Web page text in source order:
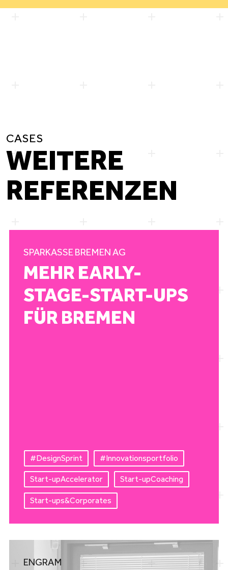
CASES
WEITERE
REFERENZEN
SPARKASSE BREMEN AG
MEHR EARLY-
STAGE-START-UPS
FÜR BREMEN
#DesignSprint #Innovationsportfolio
Start-upAccelerator Start-upCoaching
Start-ups&Corporates
ENGRAM